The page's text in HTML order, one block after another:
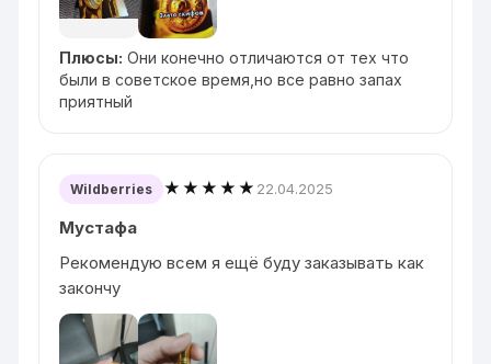
Плюсы: Они конечно отличаются от тех что
были в советское время,но все равно запах
приятный
Wildberries ★★★★★ 22.04.2025
Мустафа
Рекомендую всем я ещё буду заказывать как
закончу